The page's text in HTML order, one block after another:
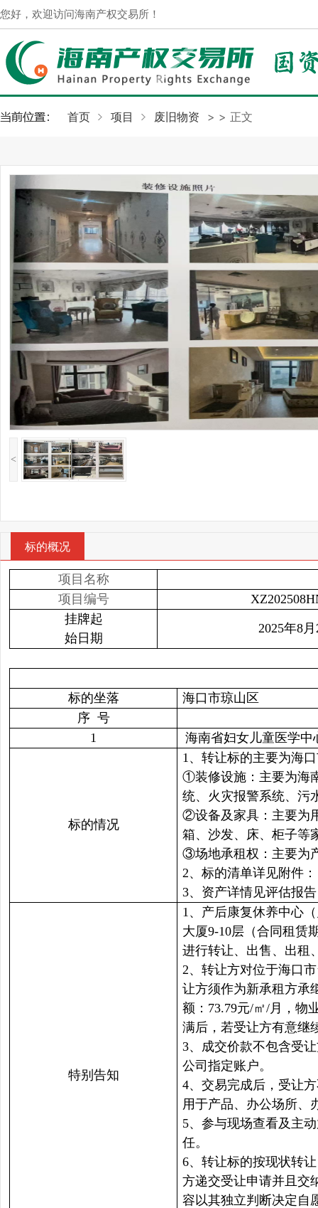
您好，欢迎访问海南产权交易所！
首页 项目 >
废旧物资 > 正文
<
标的概况
项目名称
项目编号
挂牌起
始日期
2025年8
标的坐落
海口市琼山区
序 号
1
海南省妇女儿童医学
标的情况
1、转让标的主要为海
①装修设施：主要为海
统、火灾报警系统、污
②设备及家具：主要为
箱、沙发、床、柜子等
③场地承租权：主要为
2、标的清单详见附件
3、资产详情见评估报
特别告知
1、产后康复休养中心
大厦9-10层（合同租赁
进行转让、出售、出租
2、转让方对位于海口
让方须作为新承租方承
额：73.79元/㎡/月，物
满后，若受让方有意继
3、成交价款不包含受
公司指定账户。
4、交易完成后，受让
用于产品、办公场所、
5、参与现场查看及主
任。
6、转让标的按现状转
方递交受让申请并且交
容以其独立判断决定自